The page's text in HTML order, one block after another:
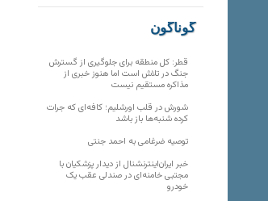
گوناگون
قطر: کل منطقه برای جلوگیری از گسترش
جنگ در تلاش است اما هنوز خبری از
مذاکره مستقیم نیست
شورش در قلب اورشلیم؛ کافه‌ای که جرات
کرده شنبه‌ها باز باشد
توصیه ضرغامی به احمد جنتی
خبر ایران‌اینترنشنال از دیدار پزشکیان با
مجتبی خامنه‌ای در صندلی عقب یک
خودرو